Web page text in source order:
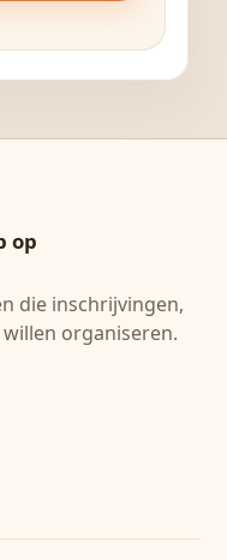
op
die inschrijvingen,
organiseren.